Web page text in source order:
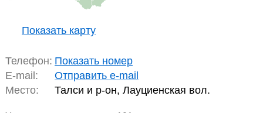
Показать карту
Телефон: Показать номер
E-mail:
Отправить e-mail
Место:
Талси и р-он, Лауциенская вол.